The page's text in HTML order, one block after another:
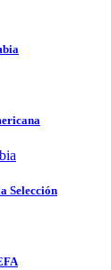
Selección